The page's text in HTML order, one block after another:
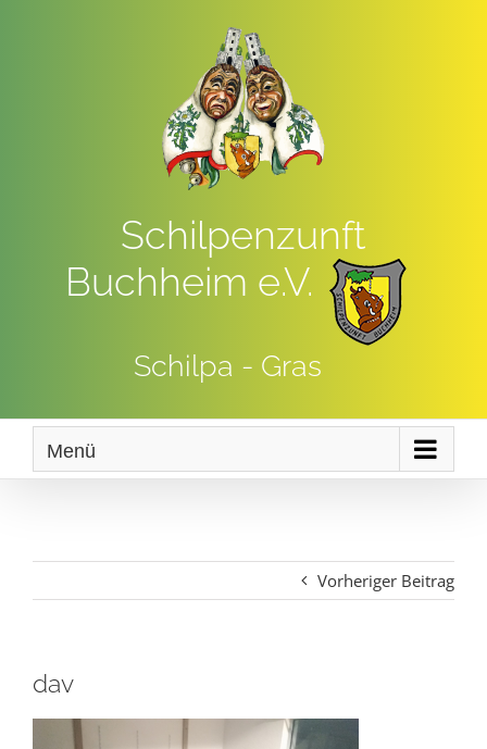
Schilpenzunft
Buchheim e.V.
Schilpa - Gras
Menü
Vorheriger Beitrag
dav